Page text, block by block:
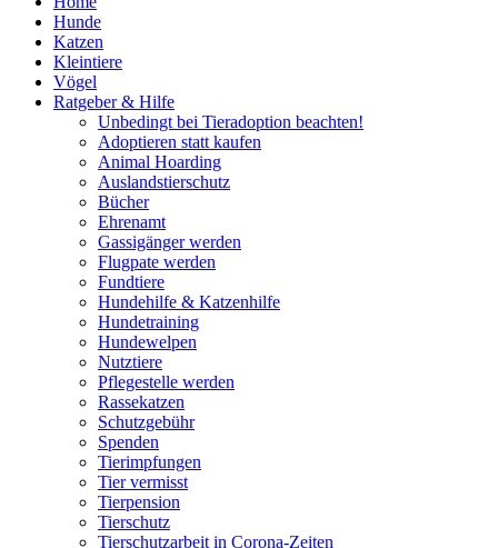
Hunde
Katzen
Kleintiere
Vögel
Ratgeber & Hilfe
Unbedingt bei Tieradoption beachten!
Adoptieren statt kaufen
Animal Hoarding
Auslandstierschutz
Bücher
Ehrenamt
Gassigänger werden
Flugpate werden
Fundtiere
Hundehilfe & Katzenhilfe
Hundetraining
Hundewelpen
Nutztiere
Pflegestelle werden
Rassekatzen
Schutzgebühr
Spenden
Tierimpfungen
Tier vermisst
Tierpension
Tierschutz
Tierschutzarbeit in Corona-Zeiten